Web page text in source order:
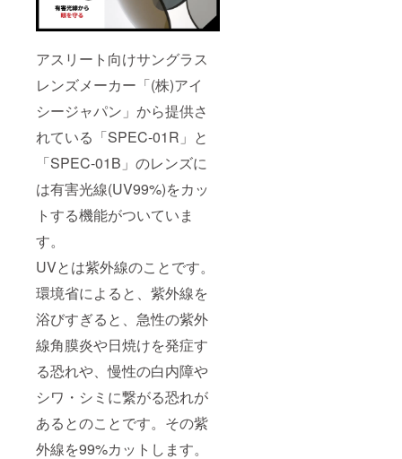
アスリート向けサングラス
レンズメーカー「(株)アイ
シージャパン」から提供さ
れている「SPEC-01R」と
「SPEC-01B」のレンズに
は有害光線(UV99%)をカッ
トする機能がついていま
す。
UVとは紫外線のことです。
環境省によると、紫外線を
浴びすぎると、急性の紫外
線角膜炎や日焼けを発症す
る恐れや、慢性の白内障や
シワ・シミに繋がる恐れが
あるとのことです。その紫
外線を99%カットします。